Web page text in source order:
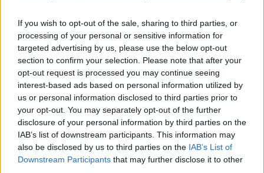
If you wish to opt-out of the sale, sharing to third parties, or
processing of your personal or sensitive information for
targeted advertising by us, please use the below opt-out
section to confirm your selection. Please note that after your
opt-out request is processed you may continue seeing
interest-based ads based on personal information utilized by
us or personal information disclosed to third parties prior to
your opt-out. You may separately opt-out of the further
disclosure of your personal information by third parties on the
IAB’s list of downstream participants. This information may
also be disclosed by us to third parties on the IAB’s List of
Downstream Participants that may further disclose it to other
Древен храм на почти 900 години